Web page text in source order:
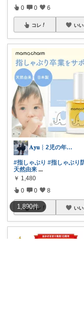
1,890件
0 0 6
コレ いい
𝐀𝐲𝐮︴2児の年子姉妹ママ
#指しゃぶり #指しゃぶり
天然由来 ...
￥ 1,480
0 0 8
コレ いい